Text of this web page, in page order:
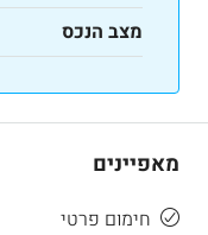
מצב הנכס
מאפיינים
חימום פרטי